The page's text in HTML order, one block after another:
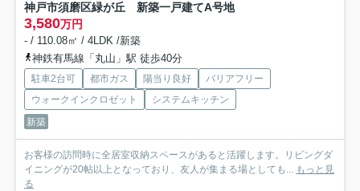
神戸市須磨区緑が丘 新築一戸建てA号地
3,580万円
- / 110.08㎡ / 4LDK /新築
神鉄有馬線「丸山」駅 徒歩40分
駐車2台可 都市ガス 陽当り良好
バリアフリー
ウォークインクロゼット
システムキッチン
新築
お客様の訪問時に全居室収納スペースがあると活躍します。リビングダ
イニングが20帖以上となっており、友人が集まる場としても... もっと見
る